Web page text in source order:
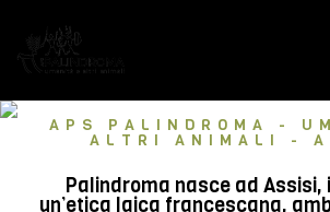
APS PALINDROMA -
ALTRI ANIMALI -
Palindroma nasce ad
un’etica laica francescana,